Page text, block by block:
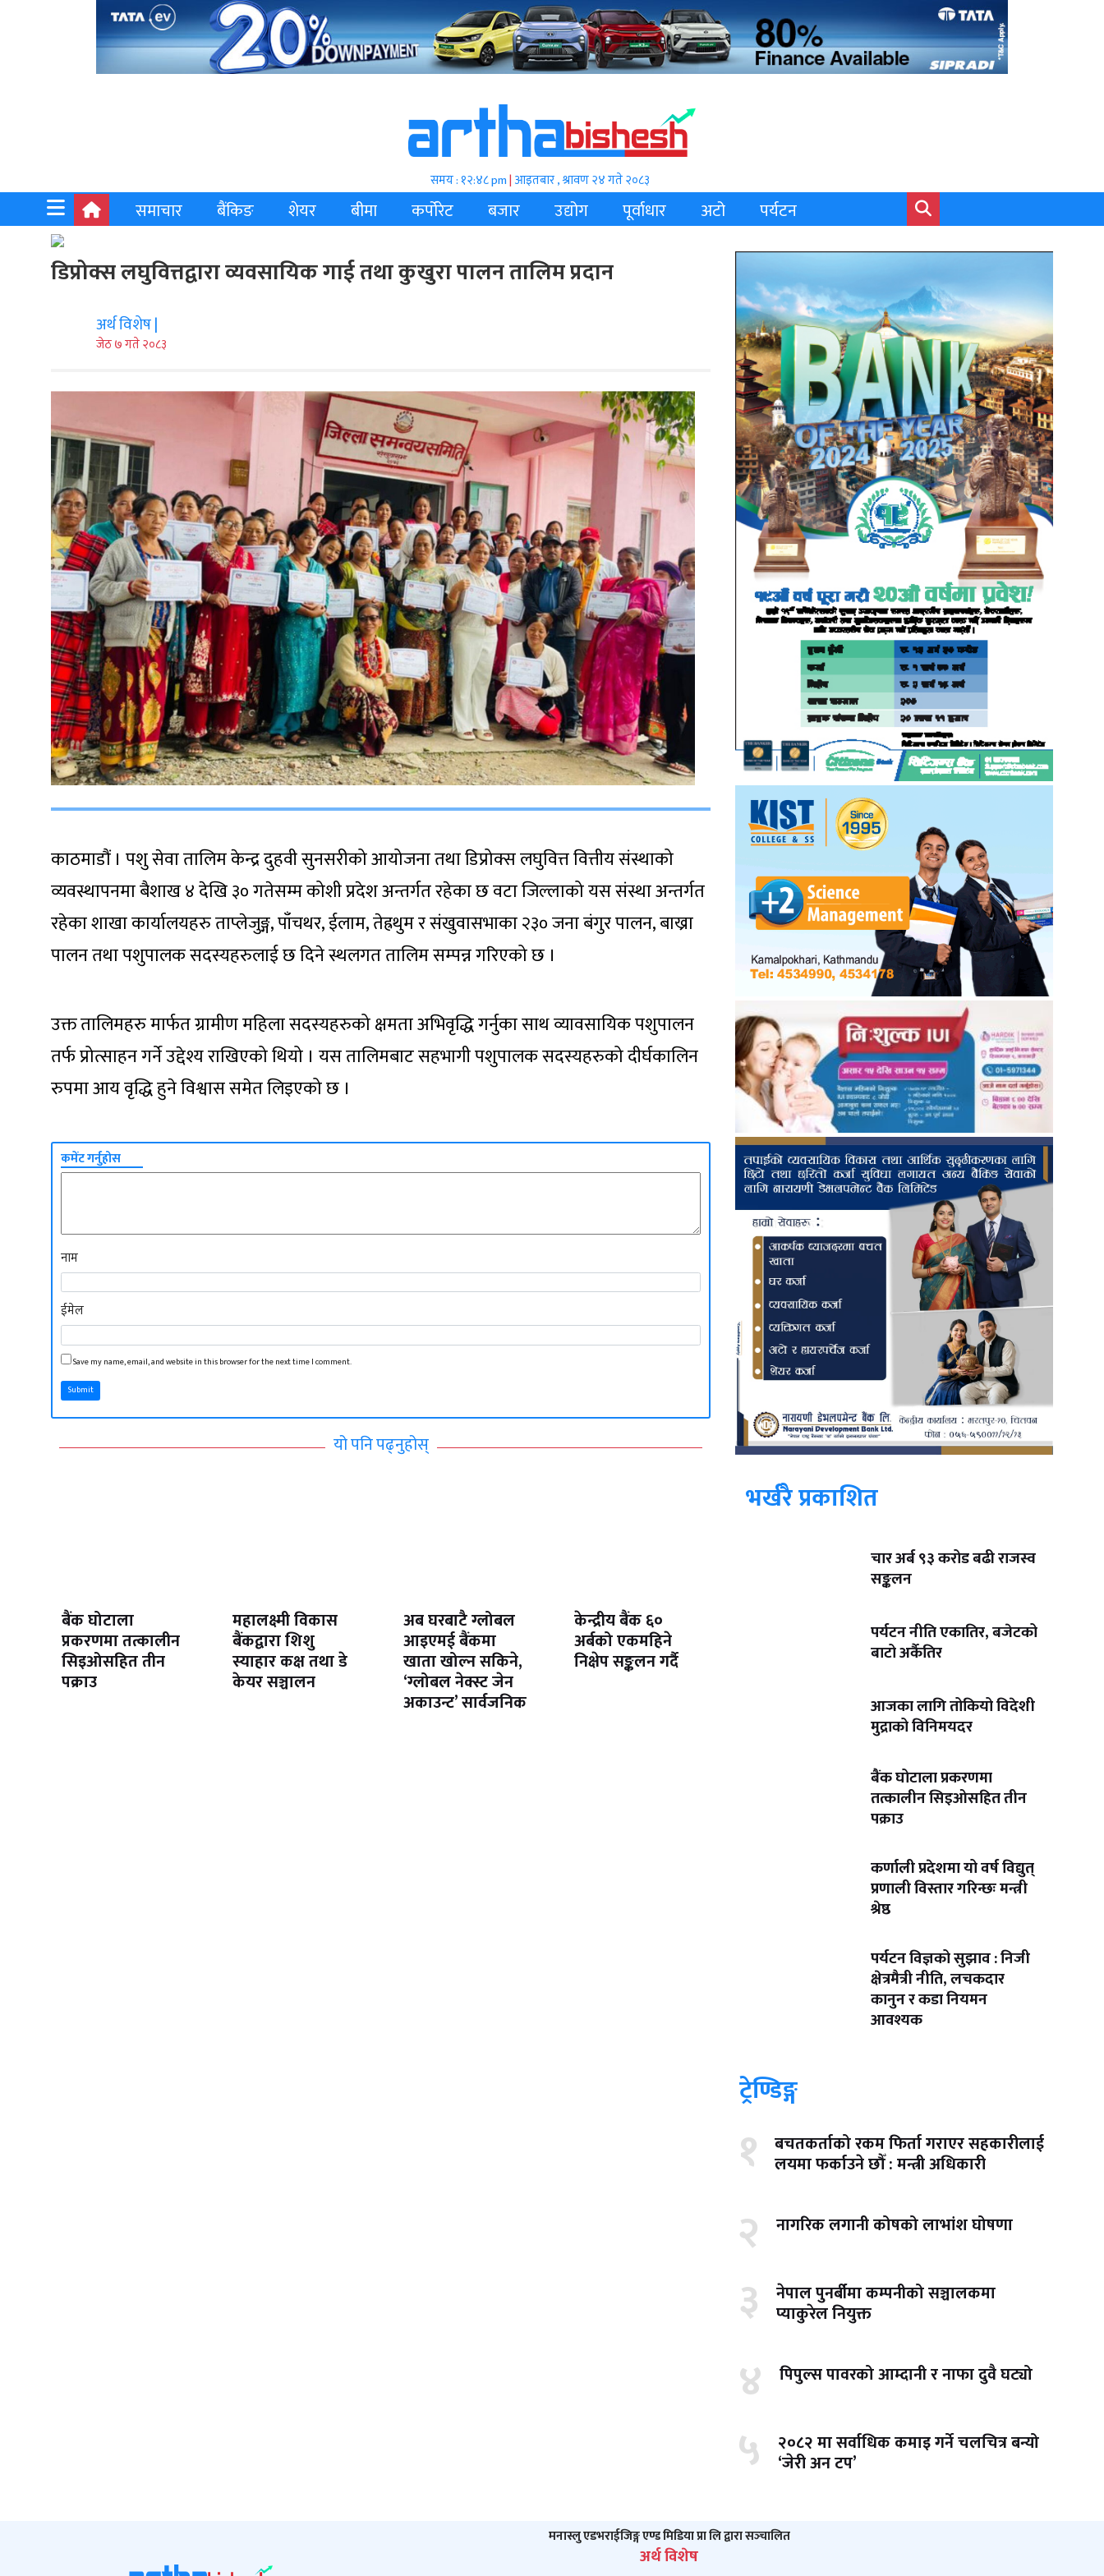
समय : १२:४८ pm| आइतबार , श्रावण २४ गते २०८३
समाचार बैंकिङ शेयर बीमा कर्पोरेट बजार उद्योग पूर्वाधार अटो पर्यटन
डिप्रोक्स लघुवित्तद्वारा व्यवसायिक गाई तथा कुखुरा पालन तालिम प्रदान
अर्थ विशेष |
जेठ ७ गते २०८३
काठमाडौं । पशु सेवा तालिम केन्द्र दुहवी सुनसरीको आयोजना तथा डिप्रोक्स लघुवित्त वित्तीय संस्थाको
व्यवस्थापनमा बैशाख ४ देखि ३० गतेसम्म कोशी प्रदेश अन्तर्गत रहेका छ वटा जिल्लाको यस संस्था अन्तर्गत
रहेका शाखा कार्यालयहरु ताप्लेजुङ्ग, पाँचथर, ईलाम, तेह्रथुम र संखुवासभाका २३० जना बंगुर पालन, बाख्रा
पालन तथा पशुपालक सदस्यहरुलाई छ दिने स्थलगत तालिम सम्पन्न गरिएको छ ।
उक्त तालिमहरु मार्फत ग्रामीण महिला सदस्यहरुको क्षमता अभिवृद्धि गर्नुका साथ व्यावसायिक पशुपालन
तर्फ प्रोत्साहन गर्ने उद्देश्य राखिएको थियो । यस तालिमबाट सहभागी पशुपालक सदस्यहरुको दीर्घकालिन
रुपमा आय वृद्धि हुने विश्वास समेत लिइएको छ ।
कमेंट गर्नुहोस
नाम
ईमेल
Save my name, email, and website in this browser for the next time I comment.
Submit
यो पनि पढ्नुहोस्
बैंक घोटाला
प्रकरणमा तत्कालीन
सिइओसहित तीन
पक्राउ
महालक्ष्मी विकास
बैंकद्वारा शिशु
स्याहार कक्ष तथा डे
केयर सञ्चालन
अब घरबाटै ग्लोबल
आइएमई बैंकमा
खाता खोल्न सकिने,
‘ग्लोबल नेक्स्ट जेन
अकाउन्ट’ सार्वजनिक
केन्द्रीय बैंक ६०
अर्बको एकमहिने
निक्षेप सङ्कलन गर्दै
भर्खरै प्रकाशित
चार अर्ब ९३ करोड बढी राजस्व
सङ्कलन
पर्यटन नीति एकातिर, बजेटको
बाटो अर्कैतिर
आजका लागि तोकियो विदेशी
मुद्राको विनिमयदर
बैंक घोटाला प्रकरणमा
तत्कालीन सिइओसहित तीन
पक्राउ
कर्णाली प्रदेशमा यो वर्ष विद्युत्
प्रणाली विस्तार गरिन्छः मन्त्री
श्रेष्ठ
पर्यटन विज्ञको सुझाव : निजी
क्षेत्रमैत्री नीति, लचकदार
कानुन र कडा नियमन
आवश्यक
ट्रेण्डिङ्ग
१ बचतकर्ताको रकम फिर्ता गराएर सहकारीलाई
लयमा फर्काउने छौँ : मन्त्री अधिकारी
२ नागरिक लगानी कोषको लाभांश घोषणा
३ नेपाल पुनर्बीमा कम्पनीको सञ्चालकमा
प्याकुरेल नियुक्त
४ पिपुल्स पावरको आम्दानी र नाफा दुवै घट्यो
५ २०८२ मा सर्वाधिक कमाइ गर्ने चलचित्र बन्यो
‘जेरी अन टप’
मनास्लु एडभराईजिङ्ग एण्ड मिडिया प्रा लि द्वारा सञ्‍चालित
अर्थ विशेष